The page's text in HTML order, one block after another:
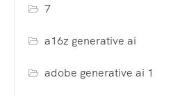
7
a16z generative ai
adobe generative ai 1